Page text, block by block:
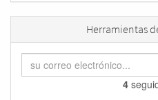
Herramientas
4